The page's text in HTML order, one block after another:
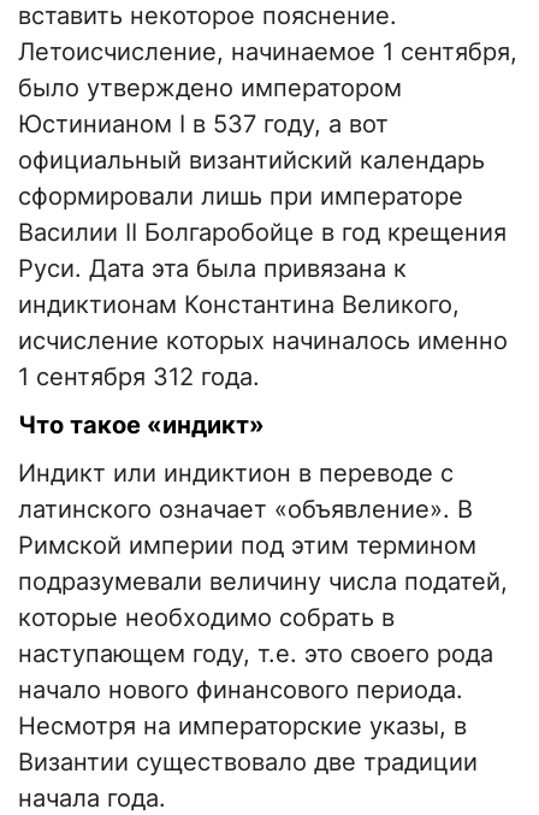
вставить некоторое пояснение.
Летоисчисление, начинаемое 1 сентября,
было утверждено императором
Юстинианом I в 537 году, а вот
официальный византийский календарь
сформировали лишь при императоре
Василии II Болгаробойце в год крещения
Руси. Дата эта была привязана к
индиктионам Константина Великого,
исчисление которых начиналось именно
1 сентября 312 года.
Что такое «индикт»
Индикт или индиктион в переводе с
латинского означает «объявление». В
Римской империи под этим термином
подразумевали величину числа податей,
которые необходимо собрать в
наступающем году, т.е. это своего рода
начало нового финансового периода.
Несмотря на императорские указы, в
Византии существовало две традиции
начала года.